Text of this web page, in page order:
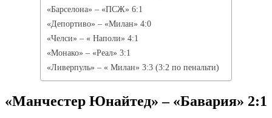
«Барселона» – «ПСЖ» 6:1
«Депортиво» – «Милан» 4:0
«Челси» – « Наполи» 4:1
«Монако» – «Реал» 3:1
«Ливерпуль» – « Милан» 3:3 (3:2 по пенальти)
«Манчестер Юнайтед» – «Бавария» 2:1